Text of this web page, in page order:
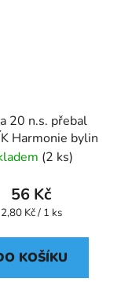
20 n.s. přebal
Harmonie bylin
(2 ks)
56 Kč
Měrná
2,80 Kč / 1 ks
KOŠÍKU